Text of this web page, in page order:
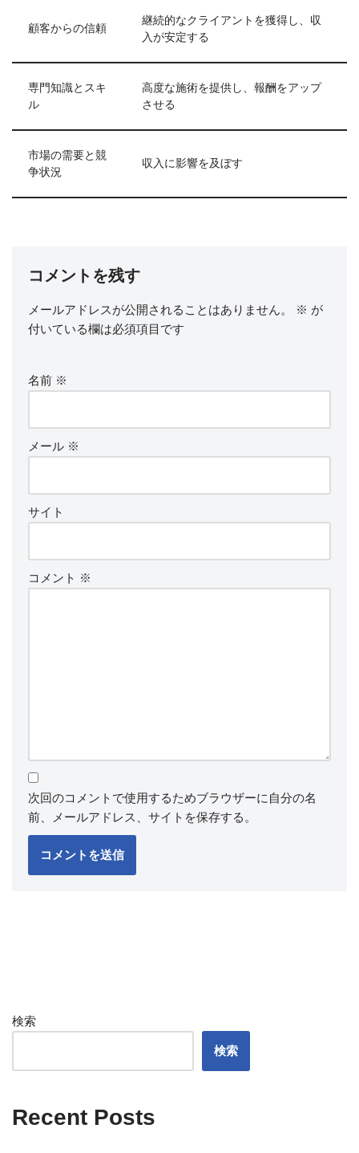
顧客からの信頼
継続的なクライアントを獲得し、収
入が安定する
専門知識とスキ
ル
高度な施術を提供し、報酬をアップ
させる
市場の需要と競
争状況
収入に影響を及ぼす
コメントを残す
メールアドレスが公開されることはありません。 ※ が
付いている欄は必須項目です
名前 ※
メール ※
サイト
コメント ※
次回のコメントで使用するためブラウザーに自分の名
前、メールアドレス、サイトを保存する。
検索
検索
Recent Posts